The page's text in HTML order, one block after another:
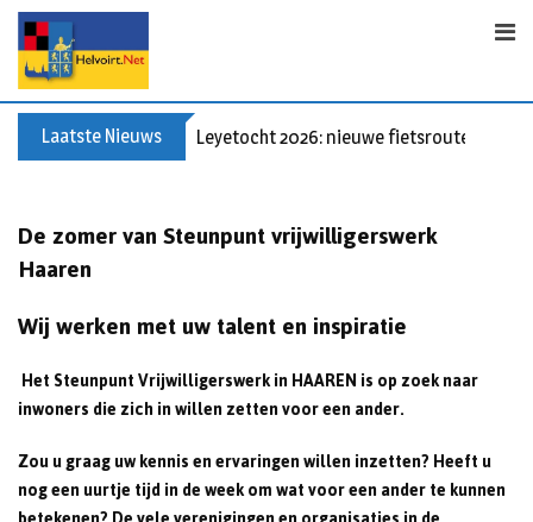
p
Laatste Nieuws Leyetocht 2026: nieuwe fietsroutes
De zomer van Steunpunt vrijwilligerswerk
Haaren
Wij werken met uw talent en inspiratie
Het Steunpunt Vrijwilligerswerk in HAAREN is op zoek naar
inwoners die zich in willen zetten voor een ander.
Zou u graag uw kennis en ervaringen willen inzetten? Heeft u
nog een uurtje tijd in de week om wat voor een ander te kunnen